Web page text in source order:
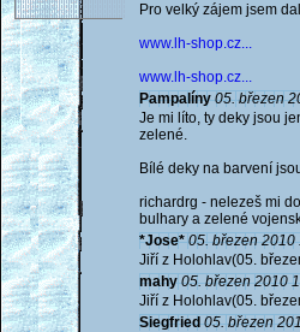
Pro velký zájem jsem
www.lh-shop.cz...
www.lh-shop.cz...
Pampalíny 05. březen
Je mi líto, ty deky jsou
zelené.
Bílé deky na barvení
richardrg - nelezeš mi
bulhary a zelené
*Jose* 05. březen 2010
Jiří z Holohlav(05.
mahy 05. březen 2010
Jiří z Holohlav(05.
Siegfried 05. březen